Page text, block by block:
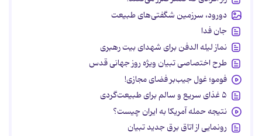
دورود، سرزمین شگفتی‌های طبیعت
جان فدا
نماز لیله الدفن برای شهدای بیت رهبری
طرح اختصاصی تبیان ویژه روز جهانی قدس
فومو؛ غول جیب‌بر فضای مجازی!
۵ غذای سریع و سالم برای طبیعت‌گردی
نتیجه حمله آمریکا به ایران چیست؟
رونمایی از اتاق برق جدید تبیان